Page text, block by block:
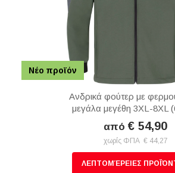
Νέο προϊόν
Ανδρικά φούτερ με
μεγάλα μεγέθη 3XL-8XL
από € 54,90
χωρίς ΦΠΑ € 44,27
ΛΕΠΤΟΜΈΡΕΙΕΣ